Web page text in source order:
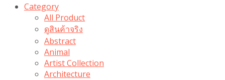
Category
All Product
ดูสินค้าจริง
Abstract
Animal
Artist Collection
Architecture